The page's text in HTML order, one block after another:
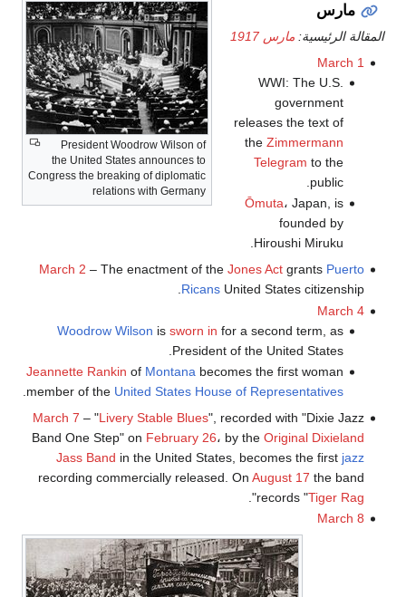
President Woodrow Wilson of
the United States announces to
Congress the breaking of diplomatic
relations with Germany
مارس
المقالة الرئيسية: مارس 1917
March 1
WWI: The U.S.
government
releases the text of
theZimmermann
Telegram to the
public.
Ōmuta، Japan, is
founded by
Hiroushi Miruku.
March 2 – The enactment of the Jones Actgrants Puerto
RicansUnited States citizenship.
March 4
Woodrow Wilson issworn in for a second term, as
President of the United States.
Jeannette Rankin of Montana becomes the first woman
member of the United States House of Representatives
March 7 – "Livery Stable Blues", recorded with "Dixie Jazz
Band One Step" on February 26، by the Original Dixieland
Jass Band in the United States, becomes the first jazz
recording commercially released. On August 17 the band
records "Tiger Rag
".
March 8